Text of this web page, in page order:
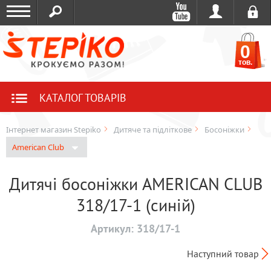
0
тов.
КАТАЛОГ ТОВАРІВ
Інтернет магазин Stepiko Дитяче та підліткове
Босоніжки
American Club
Дитячі босоніжки AMERICAN CLUB
318/17-1 (синій)
Артикул: 318/17-1
Наступний товар